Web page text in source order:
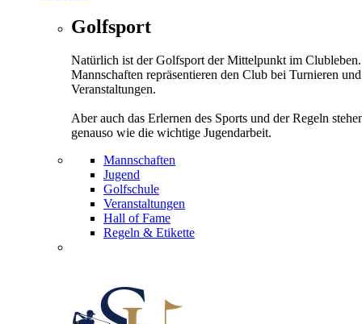
Golfsport
Natürlich ist der Golfsport der Mittelpunkt im
Mannschaften repräsentieren den Club bei Turnieren und
Veranstaltungen.
Aber auch das Erlernen des Sports und der Regeln
genauso wie die wichtige Jugendarbeit.
Mannschaften
Jugend
Golfschule
Veranstaltungen
Hall of Fame
Regeln & Etikette